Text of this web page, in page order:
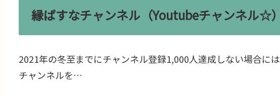
縁ぱすなチャンネル（Youtubeチャンネル☆）
2021年の冬至までにチャンネル登録1,000人達成しない場合には
チャンネルを…